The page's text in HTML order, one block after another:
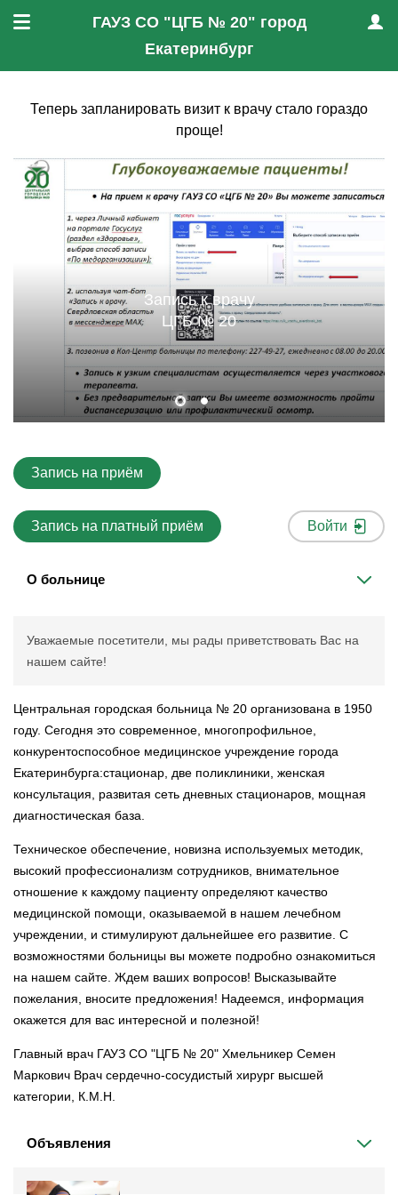
ГАУЗ СО "ЦГБ № 20" город
Екатеринбург
Теперь запланировать визит к врачу стало гораздо
проще!
Запись к врачу
ЦГБ № 20
Запись на приём
Запись на платный приём Войти
О больнице
Уважаемые посетители, мы рады приветствовать Вас на
нашем сайте!
Центральная городская больница № 20 организована в 1950
году. Сегодня это современное, многопрофильное,
конкурентоспособное медицинское учреждение города
Екатеринбурга:стационар, две поликлиники, женская
консультация, развитая сеть дневных стационаров, мощная
диагностическая база.
Техническое обеспечение, новизна используемых методик,
высокий профессионализм сотрудников, внимательное
отношение к каждому пациенту определяют качество
медицинской помощи, оказываемой в нашем лечебном
учреждении, и стимулируют дальнейшее его развитие. С
возможностями больницы вы можете подробно ознакомиться
на нашем сайте. Ждем ваших вопросов! Высказывайте
пожелания, вносите предложения! Надеемся, информация
окажется для вас интересной и полезной!
Главный врач ГАУЗ СО "ЦГБ № 20" Хмельникер Семен
Маркович Врач сердечно-сосудистый хирург высшей
категории, К.М.Н.
Объявления